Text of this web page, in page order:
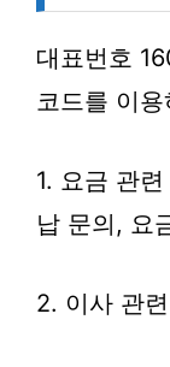
대표번호
코드를 이용
1. 요금 관
납 문의, 요
2. 이사 관